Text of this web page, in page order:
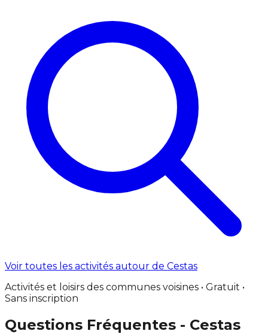
Voir toutes les activités autour de Cestas
Activités et loisirs des communes voisines • Gratuit •
Sans inscription
Questions Fréquentes - Cestas